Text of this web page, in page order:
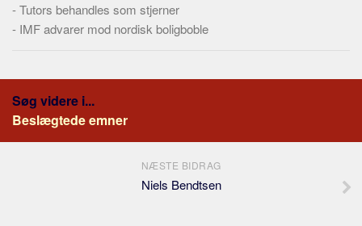
-Tutors behandles som stjerner
- IMF advarer mod nordisk boligboble
Søg videre i...
Beslægtede emner
NÆSTE BIDRAG
Niels Bendtsen